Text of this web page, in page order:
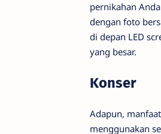
pernikahan Anda
dengan foto
di depan LED
yang besar.
Konser
Adapun, manfaat
menggunakan